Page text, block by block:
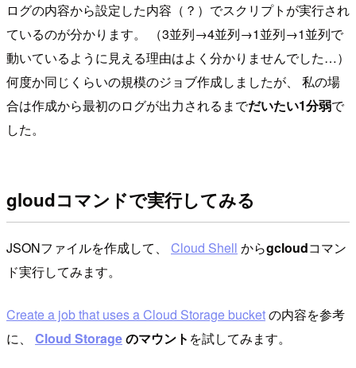
ログの内容から設定した内容（？）でスクリプトが実行され
ているのが分かります。 （3並列→4並列→1並列→1並列で
動いているように見える理由はよく分かりませんでした…）
何度か同じくらいの規模のジョブ作成しましたが、 私の場
合は作成から最初のログが出力されるまでだいたい1分弱で
した。
gloudコマンドで実行してみる
JSONファイルを作成して、 Cloud Shell からgcloudコマン
ド実行してみます。
Create a job that uses a Cloud Storage bucketの内容を参考
に、 Cloud Storageのマウント を試してみます。